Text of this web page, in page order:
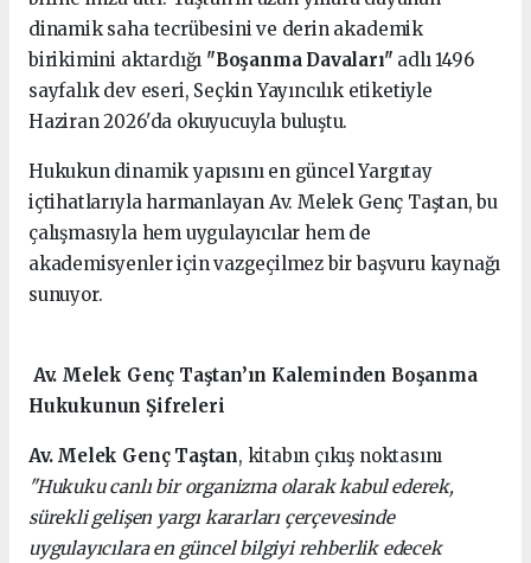
dinamik saha tecrübesini ve derin akademik
birikimini aktardığı "Boşanma Davaları" adlı 1496
sayfalık dev eseri, Seçkin Yayıncılık etiketiyle
Haziran 2026'da okuyucuyla buluştu.
Hukukun dinamik yapısını en güncel Yargıtay
içtihatlarıyla harmanlayan Av. Melek Genç Taştan, bu
çalışmasıyla hem uygulayıcılar hem de
akademisyenler için vazgeçilmez bir başvuru kaynağı
sunuyor.
Av. Melek Genç Taştan’ın Kaleminden Boşanma
Hukukunun Şifreleri
Av. Melek Genç Taştan, kitabın çıkış noktasını
"Hukuku canlı bir organizma olarak kabul ederek,
sürekli gelişen yargı kararları çerçevesinde
uygulayıcılara en güncel bilgiyi rehberlik edecek